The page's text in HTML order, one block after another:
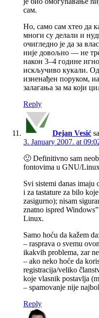
сам.
Но, само сам хтео да
многи су делали и
очигледно је да за
није довољно — не
након 3–4 године
искључиво кукали.
изненађен поруком,
залагања за ма који
Reply
Dejan Vesić
3. January 2007. at
🙂 Definitivno sam
fontovima u GNU/
Svi sistemi danas imaju
i za tastature za bilo
zasigurno); nisam
znatno ispred
Linux.
Samo hoću da kažem da:
– rasprava o svemu
ikakvih problema, zar
– ako neko hoće da
registracija/veliko
koje vlasnik postavlja
– spamovanje nije
Reply